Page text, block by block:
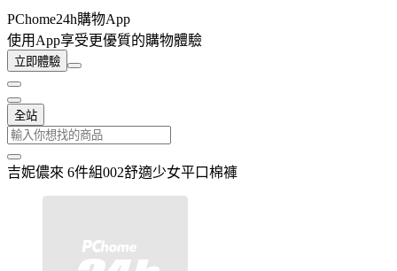
PChome24h購物App
使用App享受更優質的購物體驗
立即體驗
全站
吉妮儂來 6件組002舒適少女平口棉褲